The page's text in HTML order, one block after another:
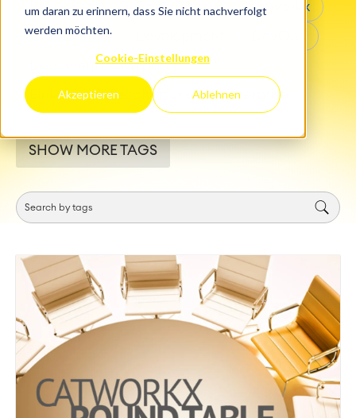
um daran zu erinnern, dass Sie nicht nachverfolgt
werden möchten.
Cookie-Einstellungen
Akzeptieren Ablehnen
Bitbucket Business Teams catworkx
Confluence
DocumentDownload
Einkauf und Beschaffung Enterprise
SHOW MORE TAGS